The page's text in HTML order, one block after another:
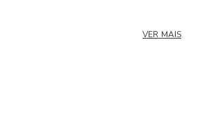
VER MAIS